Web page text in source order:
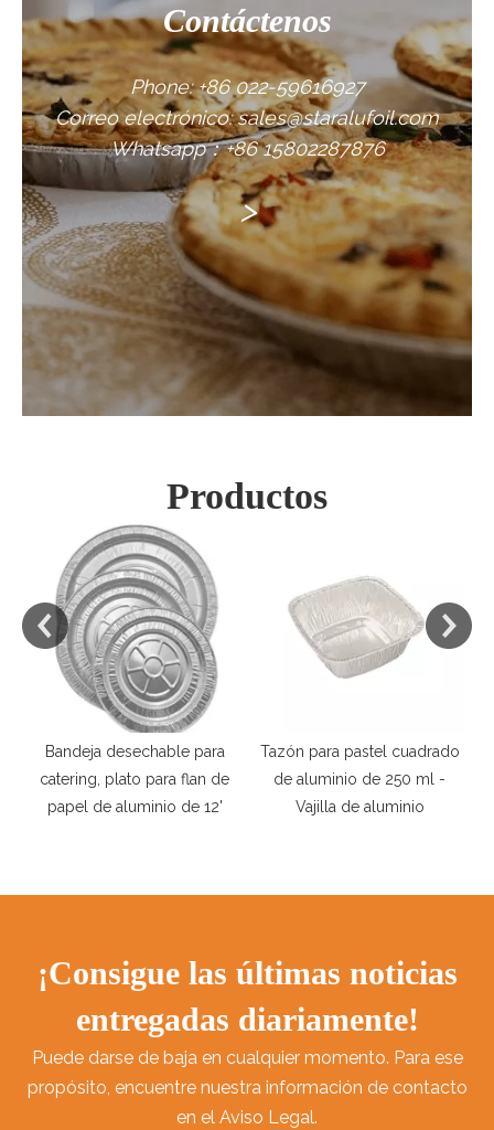
Contáctenos
Phone: +86 022-59616927
Correo electrónico: sales@staralufoil.com
Whatsapp：+86 15802287876
>
Productos
Tazón para pastel cuadrado
de aluminio de 250 ml -
Vajilla de aluminio
Filtros de filtro de placa de
aluminio Aceite de picnic de
campamento al aire libre
¡Consigue las últimas noticias
entregadas diariamente!
Puede darse de baja en cualquier momento. Para ese
propósito, encuentre nuestra información de contacto
en el Aviso Legal.